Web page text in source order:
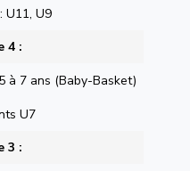
U11, U9
4 :
à 7 ans (Baby-Basket)
U7
3 :